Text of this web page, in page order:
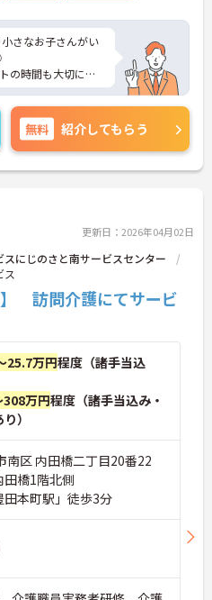
さなお子さんがい
の時間も大切にで
ントなど、さらに
軽にご相談くださ
無料 紹介してもらう
更新日：2026年04月02日
にじのさと南サービスセンター
ス
】 訪問介護にてサービ
25.7万円程度（諸手当込
万円程度（諸手当込み・
）
南区 内田橋二丁目20番22
橋1階北側
本町駅」徒歩3分